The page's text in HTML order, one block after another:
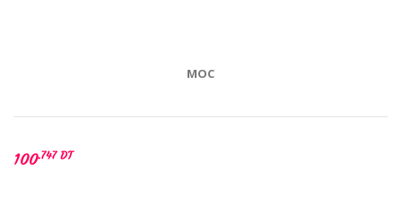
MOC
100.747 DT